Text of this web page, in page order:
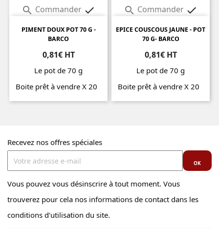
 Commander 
PIMENT DOUX POT 70 G -
BARCO
0,81€ HT
Le pot de 70 g
Boite prêt à vendre X 20
Prix
 Commander 
EPICE COUSCOUS JAUNE - POT
70 G- BARCO
0,81€ HT
Le pot de 70 g
Boite prêt à vendre X 20
Prix
Recevez nos offres spéciales
Vous pouvez vous désinscrire à tout moment. Vous
trouverez pour cela nos informations de contact dans les
conditions d'utilisation du site.